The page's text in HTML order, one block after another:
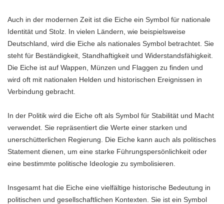
Auch in der modernen Zeit ist die Eiche ein Symbol für nationale
Identität und Stolz. In vielen Ländern, wie beispielsweise
Deutschland, wird die Eiche als nationales Symbol betrachtet. Sie
steht für Beständigkeit, Standhaftigkeit und Widerstandsfähigkeit.
Die Eiche ist auf Wappen, Münzen und Flaggen zu finden und
wird oft mit nationalen Helden und historischen Ereignissen in
Verbindung gebracht.
In der Politik wird die Eiche oft als Symbol für Stabilität und Macht
verwendet. Sie repräsentiert die Werte einer starken und
unerschütterlichen Regierung. Die Eiche kann auch als politisches
Statement dienen, um eine starke Führungspersönlichkeit oder
eine bestimmte politische Ideologie zu symbolisieren.
Insgesamt hat die Eiche eine vielfältige historische Bedeutung in
politischen und gesellschaftlichen Kontexten. Sie ist ein Symbol